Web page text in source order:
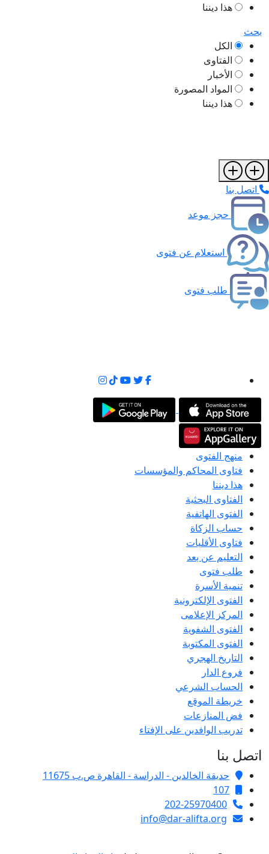
هذا ديننا
بحث
الكل
الفتاوى
الأخبار
المواد المصورة
هذا ديننا
اتصل بنا
حجز موعد
استعلام عن فتوى
طلب فتوى
منهج الفتوى
فتاوى المحاكم والمؤسسات
هذا ديننا
الفتاوى البحثية
الفتوى الهاتفية
حساب الزكاة
فتاوى الأقليات
التعليم عن بعد
طلب فتوى
تنمية الأسرة
الفتوى الإلكترونية
المركز الإعلامى
الفتوى الشفوية
الفتوى المكتوبة
التاريخ الهجري
فروع الدار
الحساب الشرعي
خريطة الموقع
فض المنازعات
تدريب الوافدين على الإفتاء
اتصل بنا
حديقة الخالدين - الدراسة - القاهرة ص.ب 11675
107
202-25970400
info@dar-alifta.org